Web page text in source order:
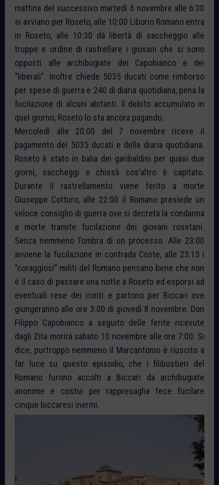
mattina del successivo martedì 6 novembre alle 6:30
si avviano per Roseto, alle 10:00 Liborio Romano entra
in Roseto, alle 10:30 dà libertà di saccheggio alle
truppe e ordine di rastrellare i giovani che si sono
opposti alle archibugiate dei Capobianco e dei
“liberali”. Inoltre chiede 5035 ducati come rimborso
per spese di guerra e 240 di diaria quotidiana, pena la
fucilazione di alcuni abitanti. Il debito accumulato in
quel giorno, Roseto lo sta ancora pagando.
Mercoledì alle 20:00 del 7 novembre riceve il
pagamento dei 5035 ducati e della diaria quotidiana.
Roseto è stato in balia dei garibaldini per quasi due
giorni, saccheggi e chissà cos’altro è capitato.
Durante il rastrellamento viene ferito a morte
Giuseppe Cotturo, alle 22:00 il Romano presiede un
veloce consiglio di guerra ove si decreta la condanna
a morte tramite fucilazione dei giovani rosetani.
Senza nemmeno l’ombra di un processo. Alle 23:00
avviene la fucilazione in contrada Coste, alle 23:15 i
“coraggiosi” militi del Romano pensano bene che non
è il caso di passare una notte a Roseto ed esporsi ad
eventuali rese dei conti e partono per Biccari ove
giungeranno alle ore 3:00 di giovedì 8 novembre. Don
Filippo Capobianco a seguito delle ferite ricevute
dagli Zita morirà sabato 10 novembre alle ore 7:00. Si
dice, purtroppo nemmeno il Marcantonio è riuscito a
far luce su questo episodio, che i filibustieri del
Romano furono accolti a Biccari da archibugiate
anonime e costui per rappresaglia fece fucilare
cinque biccaresi inermi.